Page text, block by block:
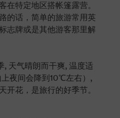
在特定地区搭帐篷露营。
的话，简单的旅游常用英
志牌或是其他游客那里解
天气晴朗而干爽, 温度适
夜间会降到10℃左右）,
开花，是旅行的好季节。